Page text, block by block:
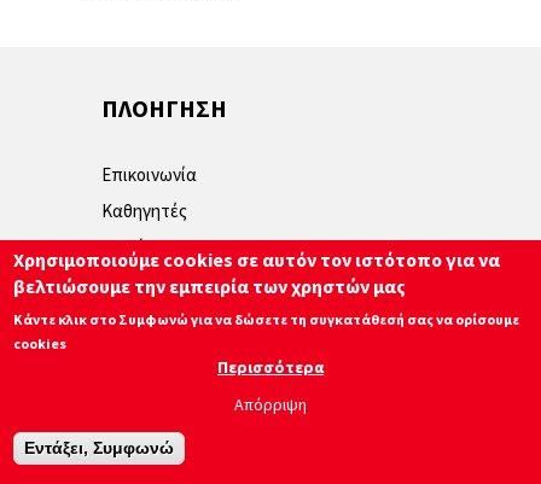
ΠΛΟΗΓΗΣΗ
Επικοινωνία
Καθηγητές
Μαθήματα
Πολιτική απορρήτου
Χρησιμοποιούμε cookies σε αυτόν τον ιστότοπο για να
βελτιώσουμε την εμπειρία των χρηστών μας
Κάντε κλικ στο Συμφωνώ για να δώσετε τη συγκατάθεσή σας να ορίσουμε
cookies
Περισσότερα
Απόρριψη
Εντάξει, Συμφωνώ